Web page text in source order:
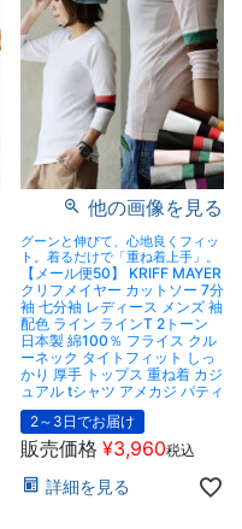
他の画像を見る
グーンと伸びて、心地良くフィッ
ト。着るだけで「重ね着上手」。
【メール便50】 KRIFF MAYER
クリフメイヤー カットソー 7分
袖 七分袖 レディース メンズ 袖
配色 ライン ラインT 2トーン
日本製 綿100％ フライス クル
ーネック タイトフィット しっ
かり 厚手 トップス 重ね着 カジ
ュアル tシャツ アメカジ パティ
2～3日でお届け
販売価格 ¥3,960税込
詳細を見る